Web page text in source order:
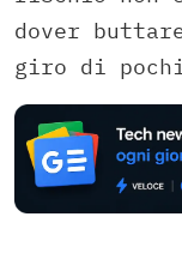
dover
giro di